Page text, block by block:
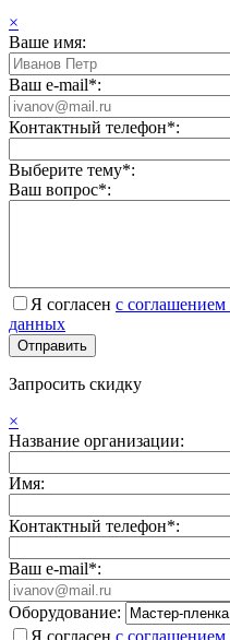
×
Ваше имя:
Ваш e-mail*:
Контактный телефон*:
Выберите тему*:
Ваш вопрос*:
Я согласен с
данных
Запросить скидку
×
Название организации:
Имя:
Контактный телефон*:
Ваш e-mail*:
Оборудование:
Я согласен с